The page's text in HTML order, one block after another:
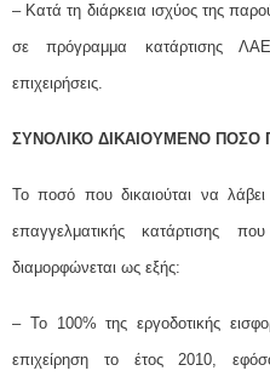
– Κατά τη διάρκεια ισχύος της
σε πρόγραμμα κατάρτισης
επιχειρήσεις.
ΣΥΝΟΛΙΚΟ ΔΙΚΑΙΟΥΜΕΝΟ ΠΟΣΟ
Το ποσό που δικαιούται να
επαγγελματικής κατάρτισης
διαμορφώνεται ως εξής:
– Το 100% της εργοδοτικής
επιχείρηση το έτος 2010,